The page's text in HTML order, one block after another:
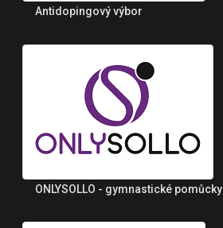
Antidopingový výbor
ONLYSOLLO - gymnastické pomůcky